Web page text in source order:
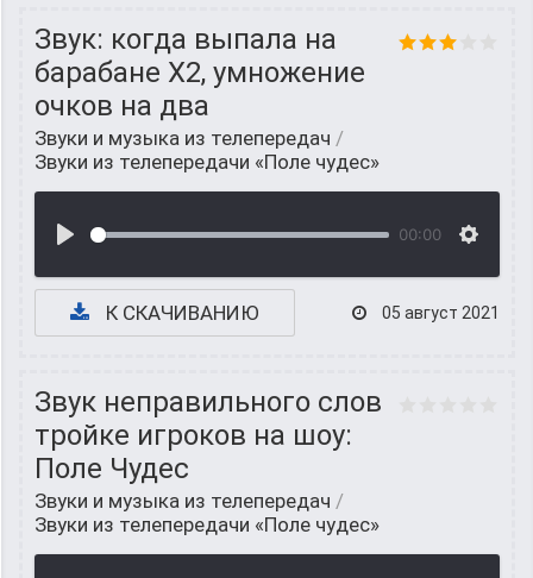
Звук: когда выпала на
барабане Х2, умножение
очков на два
Звуки и музыка из телепередач /
Звуки из телепередачи «Поле чудес»
00:00
К СКАЧИВАНИЮ 05 август 2021
Звук неправильного слов
тройке игроков на шоу:
Поле Чудес
Звуки и музыка из телепередач /
Звуки из телепередачи «Поле чудес»